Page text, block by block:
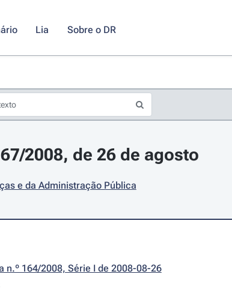
Lia Sobre o DR
2008, de 26 de agosto
e da Administração Pública
n.º 164/2008, Série I de 2008-08-26